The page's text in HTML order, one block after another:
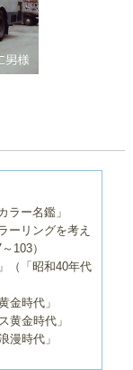
ラー名鑑」
ーリングを考え
103）
（「昭和40年代
金時代」
黄金時代」
漫時代」